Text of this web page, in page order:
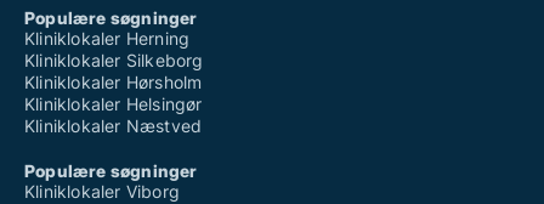
Populære søgninger
Kliniklokaler Herning
Kliniklokaler Silkeborg
Kliniklokaler Hørsholm
Kliniklokaler Helsingør
Kliniklokaler Næstved
Populære søgninger
Kliniklokaler Viborg